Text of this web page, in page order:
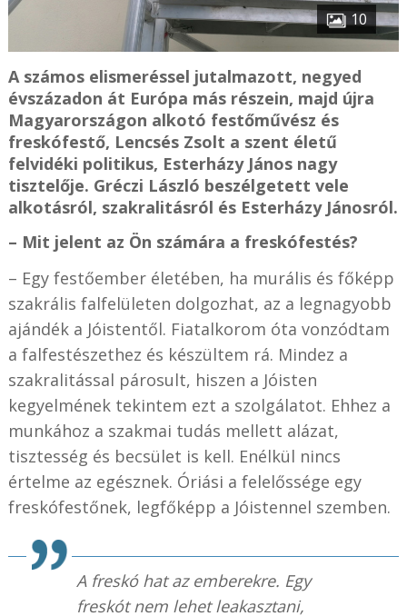
10
A számos elismeréssel jutalmazott, negyed
évszázadon át Európa más részein, majd újra
Magyarországon alkotó festőművész és
freskófestő, Lencsés Zsolt a szent életű
felvidéki politikus, Esterházy János nagy
tisztelője. Gréczi László beszélgetett vele
alkotásról, szakralitásról és Esterházy Jánosról.
– Mit jelent az Ön számára a freskófestés?
– Egy festőember életében, ha murális és főképp
szakrális falfelületen dolgozhat, az a legnagyobb
ajándék a Jóistentől. Fiatalkorom óta vonzódtam
a falfestészethez és készültem rá. Mindez a
szakralitással párosult, hiszen a Jóisten
kegyelmének tekintem ezt a szolgálatot. Ehhez a
munkához a szakmai tudás mellett alázat,
tisztesség és becsület is kell. Enélkül nincs
értelme az egésznek. Óriási a felelőssége egy
freskófestőnek, legfőképp a Jóistennel szemben.
A freskó hat az emberekre. Egy
freskót nem lehet leakasztani,